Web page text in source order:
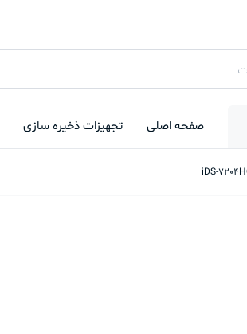
صفحه اصلی تجهیزات ذخیره سازی